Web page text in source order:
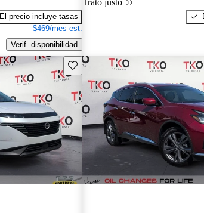
El precio incluye tasas
$469/mes est.
Verif. disponibilidad
Trato justo
Guarda este Aviso